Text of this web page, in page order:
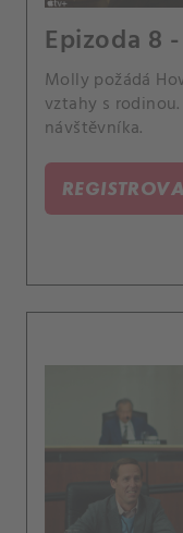
Epizoda 8
Molly požádá
vztahy s
návštěvníka.